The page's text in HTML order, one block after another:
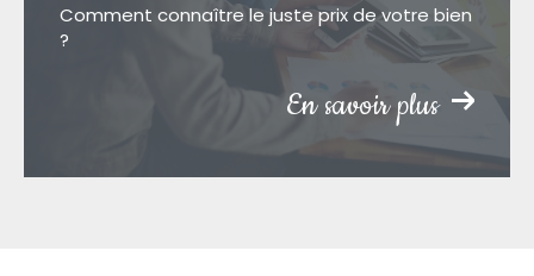
Comment connaître le juste prix de votre bien
?
En savoir plus